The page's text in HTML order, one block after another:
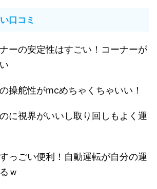
口コミ
ーの安定性はすごい！コーナーが
操舵性がmcめちゃくちゃいい！
に視界がいいし取り回しもよく運
っごい便利！自動運転が自分の運
ｗ